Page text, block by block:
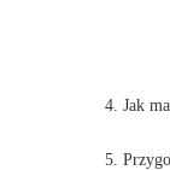
4. Jak
5.